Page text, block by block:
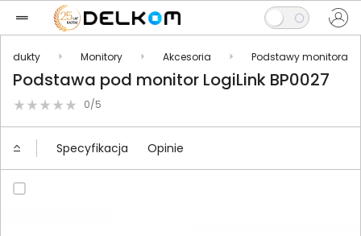
Monitory Akcesoria Podstawy monitora
Podstawa pod monitor LogiLink BP0027
0/5
Specyfikacja Opinie